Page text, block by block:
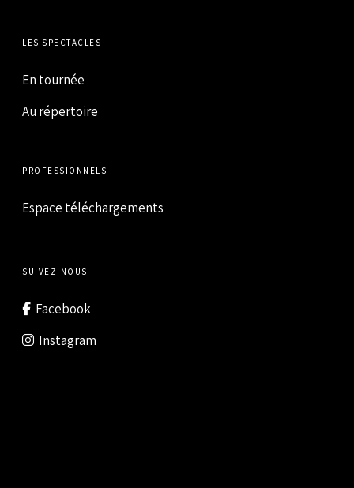
LES SPECTACLES
En tournée
Au répertoire
PROFESSIONNELS
Espace téléchargements
SUIVEZ-NOUS
Facebook
Instagram